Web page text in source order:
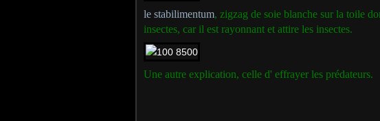
le stabilimentum, zigzag de soie blanche sur la toile
insectes, car il est rayonnant et attire les insectes.
Une autre explication, celle d' effrayer les prédateurs.